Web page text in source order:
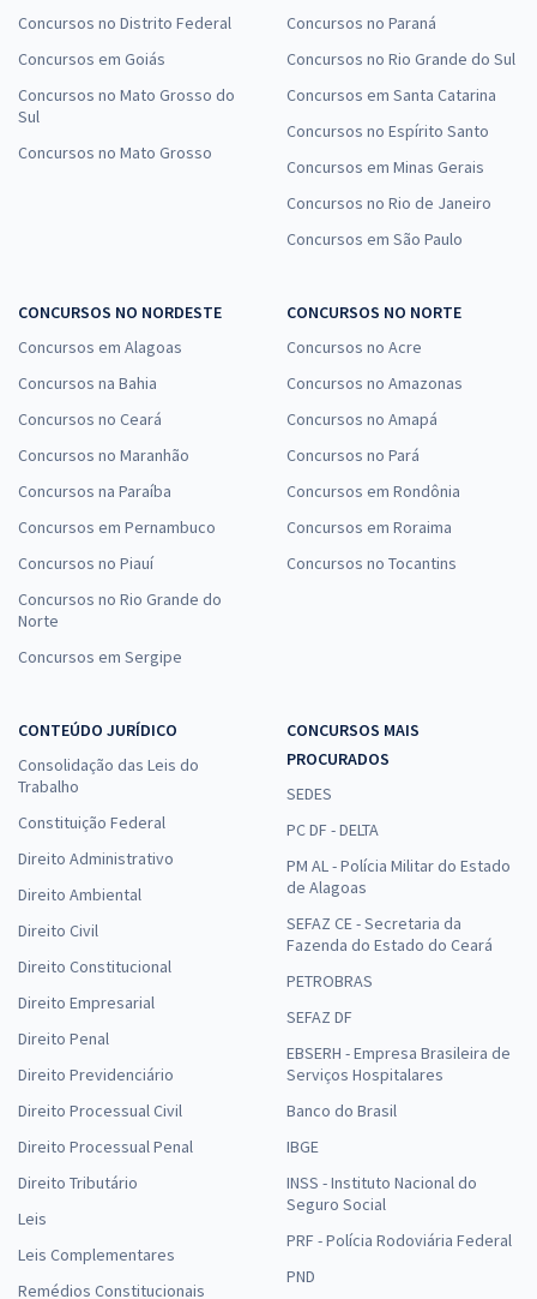
Concursos no Distrito Federal
Concursos em Goiás
Concursos no Mato Grosso do
Sul
Concursos no Mato Grosso
Concursos no Paraná
Concursos no Rio Grande do Sul
Concursos em Santa Catarina
Concursos no Espírito Santo
Concursos em Minas Gerais
Concursos no Rio de Janeiro
Concursos em São Paulo
CONCURSOS NO NORDESTE
Concursos em Alagoas
Concursos na Bahia
Concursos no Ceará
Concursos no Maranhão
Concursos na Paraíba
Concursos em Pernambuco
Concursos no Piauí
Concursos no Rio Grande do
Norte
Concursos em Sergipe
CONCURSOS NO NORTE
Concursos no Acre
Concursos no Amazonas
Concursos no Amapá
Concursos no Pará
Concursos em Rondônia
Concursos em Roraima
Concursos no Tocantins
CONTEÚDO JURÍDICO
Consolidação das Leis do
Trabalho
Constituição Federal
Direito Administrativo
Direito Ambiental
Direito Civil
Direito Constitucional
Direito Empresarial
Direito Penal
Direito Previdenciário
Direito Processual Civil
Direito Processual Penal
Direito Tributário
Leis
Leis Complementares
Remédios Constitucionais
CONCURSOS MAIS
PROCURADOS
SEDES
PC DF - DELTA
PM AL - Polícia Militar do Estado
de Alagoas
SEFAZ CE - Secretaria da
Fazenda do Estado do Ceará
PETROBRAS
SEFAZ DF
EBSERH - Empresa Brasileira de
Serviços Hospitalares
Banco do Brasil
IBGE
INSS - Instituto Nacional do
Seguro Social
PRF - Polícia Rodoviária Federal
PND